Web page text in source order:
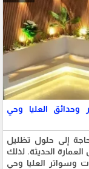
العليا وحي
إلى حلول تظليل
الحديثة. لذلك
وسواتر العليا وحي